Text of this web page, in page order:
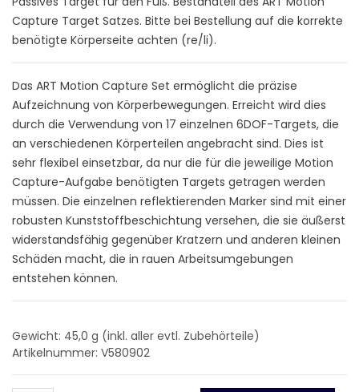
Capture Target Satzes. Bitte bei Bestellung auf die korrekte
benötigte Körperseite achten (re/li).
Das ART Motion Capture Set ermöglicht die präzise
Aufzeichnung von Körperbewegungen. Erreicht wird dies
durch die Verwendung von 17 einzelnen 6DOF-Targets, die
an verschiedenen Körperteilen angebracht sind. Dies ist
sehr flexibel einsetzbar, da nur die für die jeweilige Motion
Capture-Aufgabe benötigten Targets getragen werden
müssen. Die einzelnen reflektierenden Marker sind mit einer
robusten Kunststoffbeschichtung versehen, die sie äußerst
widerstandsfähig gegenüber Kratzern und anderen kleinen
Schäden macht, die in rauen Arbeitsumgebungen
entstehen können.
Gewicht: 45,0 g (inkl. aller evtl. Zubehörteile)
Artikelnummer: V580902